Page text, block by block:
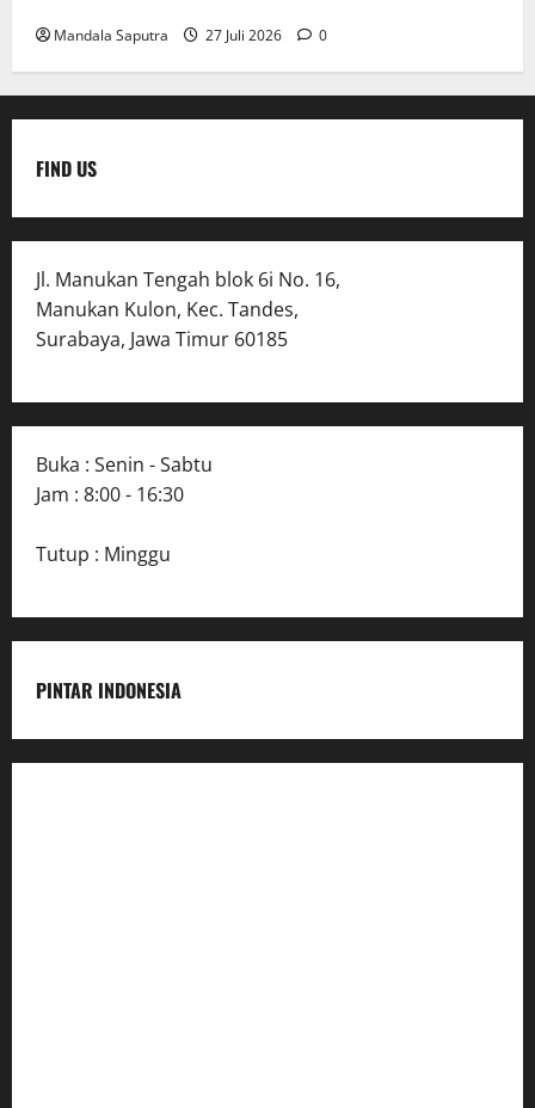
Mandala Saputra 27 Juli 2026 0
FIND US
Jl. Manukan Tengah blok 6i No. 16,
Manukan Kulon, Kec. Tandes,
Surabaya, Jawa Timur 60185
Buka : Senin - Sabtu
Jam : 8:00 - 16:30
Tutup : Minggu
PINTAR INDONESIA